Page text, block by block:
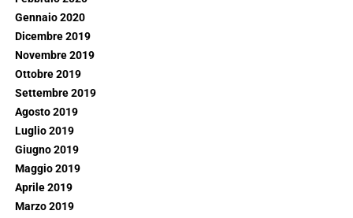
Gennaio 2020
Dicembre 2019
Novembre 2019
Ottobre 2019
Settembre 2019
Agosto 2019
Luglio 2019
Giugno 2019
Maggio 2019
Aprile 2019
Marzo 2019